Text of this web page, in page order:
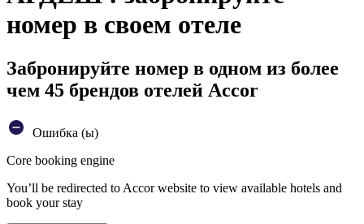
номер в своем отеле
Забронируйте номер в одном из более
чем 45 брендов отелей Accor
Ошибка (ы)
Core booking engine
You’ll be redirected to Accor website to view available hotels and
book your stay